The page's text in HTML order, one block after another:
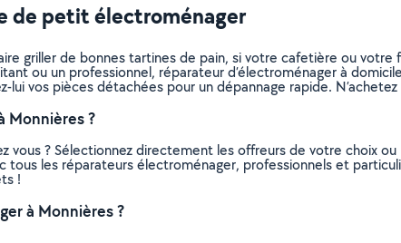
de petit électroménager
griller de bonnes tartines de pain, si votre cafetière ou
ou un professionnel, réparateur d’électroménager à
vos pièces détachées pour un dépannage rapide.
Monnières ?
vous ? Sélectionnez directement les offreurs de votre choix
tous les réparateurs électroménager, professionnels et
!
à Monnières ?